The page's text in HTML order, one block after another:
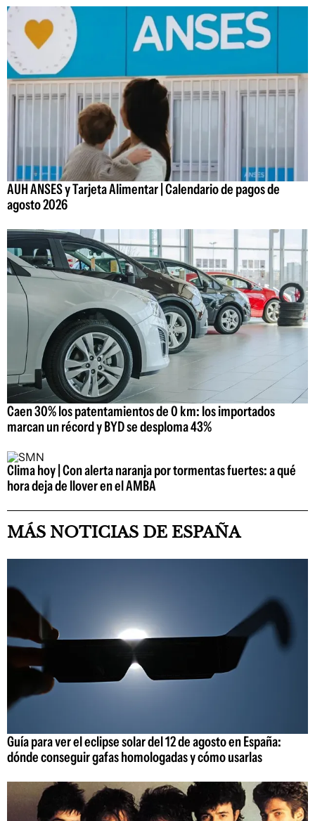
AUH ANSES y Tarjeta Alimentar | Calendario de pagos de
agosto 2026
Caen 30% los patentamientos de 0 km: los importados
marcan un récord y BYD se desploma 43%
Clima hoy | Con alerta naranja por tormentas fuertes: a qué
hora deja de llover en el AMBA
MÁS NOTICIAS DE ESPAÑA
Guía para ver el eclipse solar del 12 de agosto en España:
dónde conseguir gafas homologadas y cómo usarlas